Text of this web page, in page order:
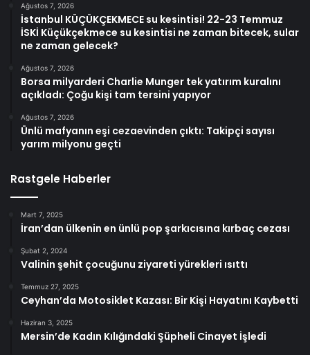
Ağustos 7, 2026
İstanbul KÜÇÜKÇEKMECE su kesintisi! 22-23 Temmuz
İSKİ Küçükçekmece su kesintisi ne zaman bitecek, sular
ne zaman gelecek?
Ağustos 7, 2026
Borsa milyarderi Charlie Munger tek yatırım kuralını
açıkladı: Çoğu kişi tam tersini yapıyor
Ağustos 7, 2026
Ünlü mafyanın eşi cezaevinden çıktı: Takipçi sayısı
yarım milyonu geçti
Rastgele Haberler
Mart 7, 2025
İran’dan ülkenin en ünlü pop şarkıcısına kırbaç cezası
Şubat 2, 2024
Valinin şehit çocuğunu ziyareti yürekleri ısıttı
Temmuz 27, 2025
Ceyhan’da Motosiklet Kazası: Bir Kişi Hayatını Kaybetti
Haziran 3, 2025
Mersin’de Kadın Kılığındaki Şüpheli Cinayet İşledi